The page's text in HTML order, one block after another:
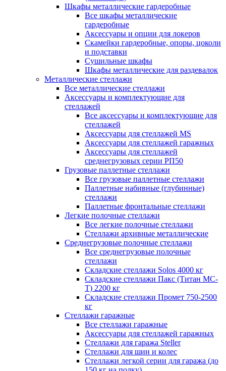
Шкафы металлические гардеробные
Все шкафы металлические
гардеробные
Аксессуары и опции для локеров
Скамейки гардеробные, опоры, цоколи
и подставки
Сушильные шкафы
Шкафы металлические для раздевалок
Металлические стеллажи
Все металлические стеллажи
Аксессуары и комплектующие для
стеллажей
Все аксессуары и комплектующие для
стеллажей
Аксессуары для стеллажей MS
Аксессуары для стеллажей гаражных
Аксессуары для стеллажей
среднегрузовых серии РП50
Грузовые паллетные стеллажи
Все грузовые паллетные стеллажи
Паллетные набивные (глубинные)
стеллажи
Паллетные фронтальные стеллажи
Легкие полочные стеллажи
Все легкие полочные стеллажи
Стеллажи архивные металлические
Среднегрузовые полочные стеллажи
Все среднегрузовые полочные
стеллажи
Складские стеллажи Solos 4000 кг
Складские стеллажи Пакс (Титан МС-
Т) 2200 кг
Складские стеллажи Промет 750-2500
кг
Стеллажи гаражные
Все стеллажи гаражные
Аксессуары для стеллажей гаражных
Стеллажи для гаража Steller
Стеллажи для шин и колес
Стеллажи легкой серии для гаража (до